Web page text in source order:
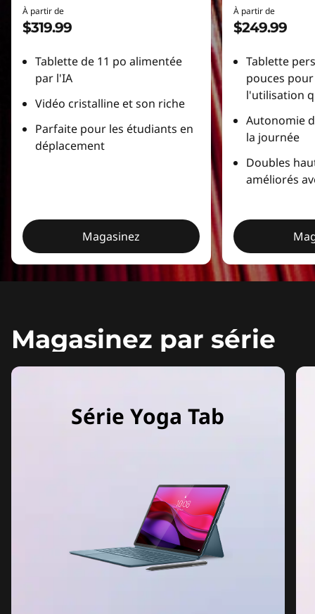
b
À partir de
$319.99
Tablette de 11 po alimentée
par l'IA
Vidéo cristalline et son riche
Parfaite pour les étudiants en
déplacement
Magasinez
À partir de
$249.99
Tablette
pouces
l'utilisation
Autonomie
la journée
Doubles
améliorés
Magasinez par série
Série Yoga Tab